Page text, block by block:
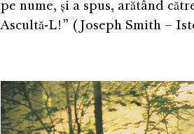
pe nume, și a spus, arătând
Ascultă-L!” (Joseph Smith –